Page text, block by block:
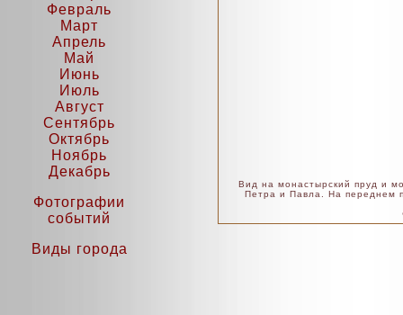
Февраль
Март
Апрель
Май
Июнь
Июль
Август
Сентябрь
Октябрь
Ноябрь
Декабрь
Фотографии
событий
Виды города
Вид на монастырский пруд и
Петра и Павла. На переднем